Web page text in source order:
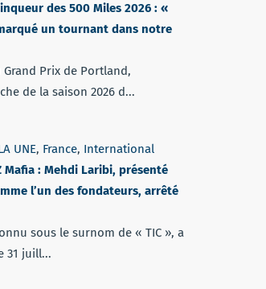
des 500 Miles 2026 : «
un tournant dans notre
Prix de Portland,
de la saison 2026 d...
UNE, France, International
Mafia : Mehdi Laribi, présenté
l’un des fondateurs, arrêté
sous le surnom de « TIC », a
31 juill...